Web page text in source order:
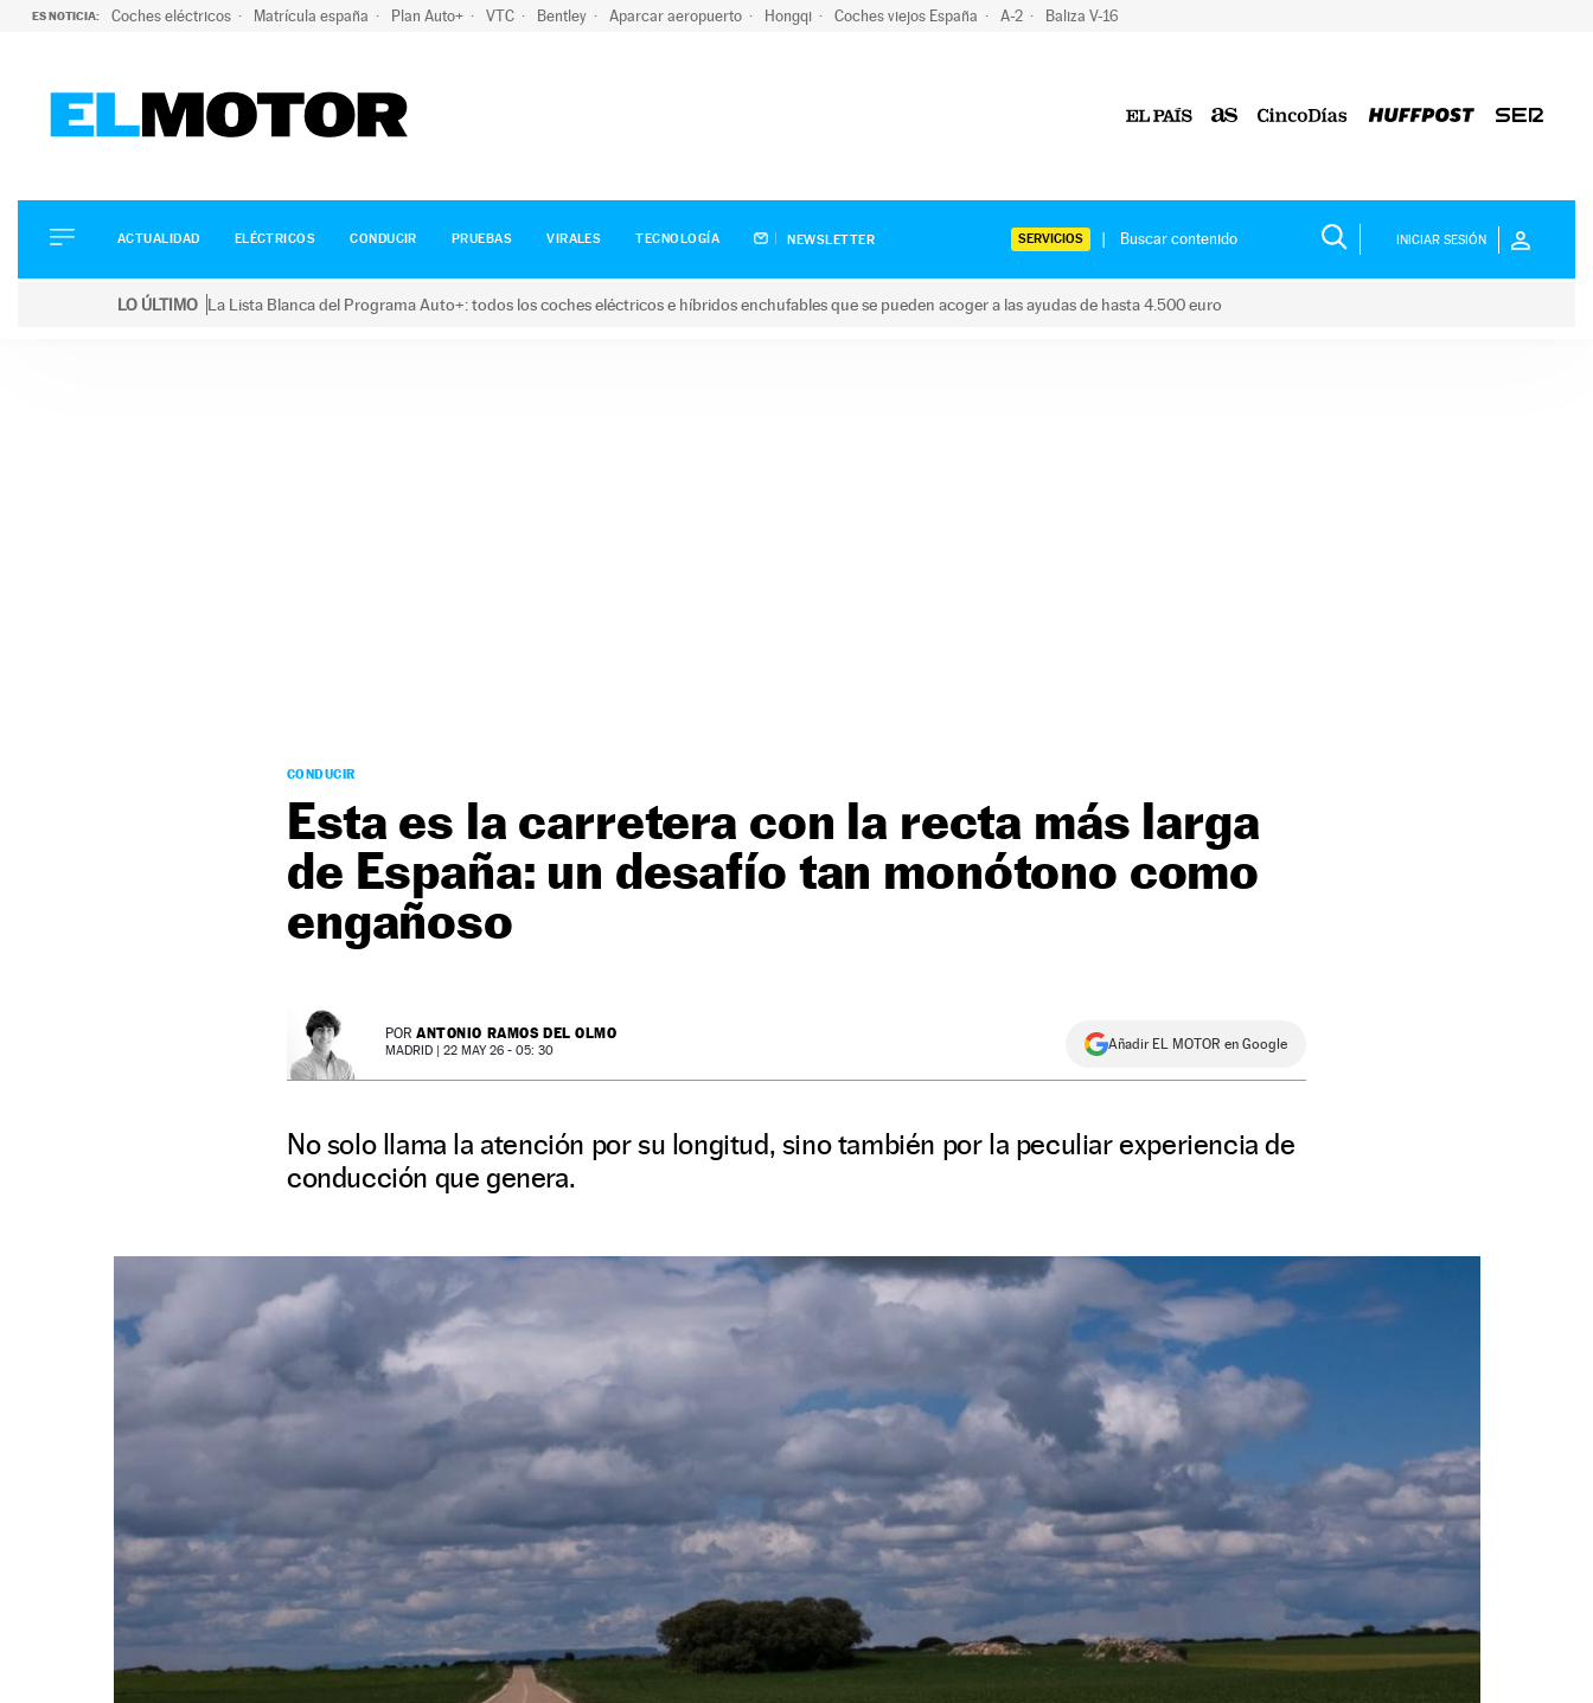
ES NOTICIA: Coches eléctricos Matrícula españa Plan Auto+ VTC Bentley Aparcar aeropuerto Hongqi Coches viejos España A-2 Baliza V-16
ELÉCTRICOS
CONDUCIR
ACTUALIDAD ELÉCTRICOS CONDUCIR PRUEBAS VIRALES TECNOLOGÍA NEWSLETTER SERVICIOS INICIAR SESIÓN
LO ÚLTIMO La Lista Blanca del Programa Auto+: todos los coches eléctricos e híbridos enchufables que se pueden acoger a las ayudas de hasta 4.500 euro
CONDUCIR
Esta es la carretera con la recta más larga
de España: un desafío tan monótono como
engañoso
POR ANTONIO RAMOS DEL OLMO
MADRID | 22 MAY 26 - 05: 30 Añadir EL MOTOR en Google
No solo llama la atención por su longitud, sino también por la peculiar experiencia de
conducción que genera.